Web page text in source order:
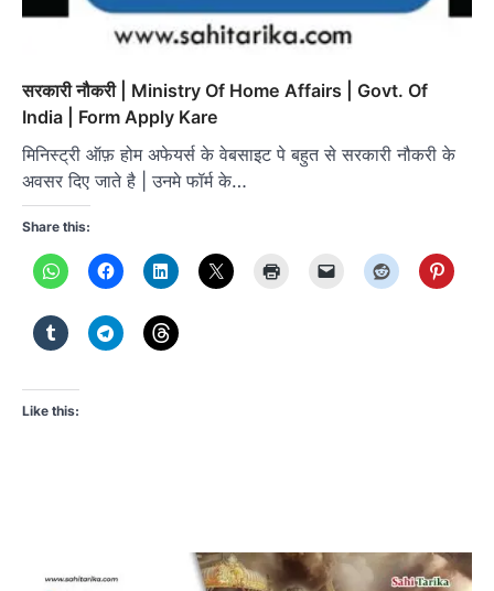
सरकारी नौकरी | Ministry Of Home Affairs | Govt. Of
India | Form Apply Kare
मिनिस्ट्री ऑफ़ होम अफेयर्स के वेबसाइट पे बहुत से सरकारी नौकरी के
अवसर दिए जाते है | उनमे फॉर्म के…
Share this:
Like this: